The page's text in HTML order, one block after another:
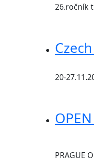
26.ročník
20-
PRAGUE